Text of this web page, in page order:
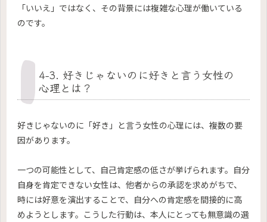
「いいえ」ではなく、その背景には複雑な心理が働いている
のです。
4-3. 好きじゃないのに好きと言う女性の
心理とは？
好きじゃないのに「好き」と言う女性の心理には、複数の要
因があります。
一つの可能性として、自己肯定感の低さが挙げられます。自分
自身を肯定できない女性は、他者からの承認を求めがちで、
時には好意を演出することで、自分への肯定感を間接的に高
めようとします。こうした行動は、本人にとっても無意識の選